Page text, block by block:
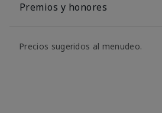
Premios y honores
Precios sugeridos al menudeo.